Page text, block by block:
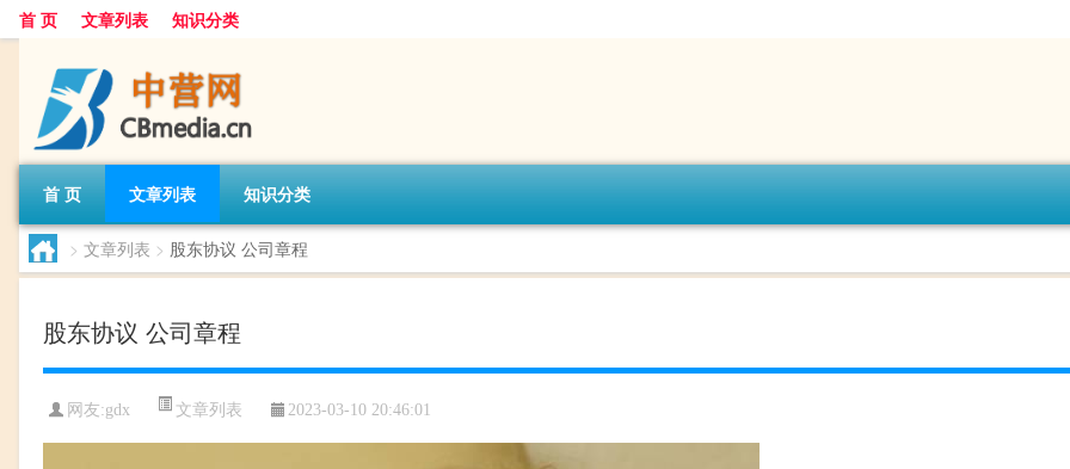
首 页 文章列表 知识分类
首 页 文章列表 知识分类
> 文章列表 > 股东协议 公司章程
股东协议 公司章程
网友:gdx 文章列表 2023-03-10 20:46:01